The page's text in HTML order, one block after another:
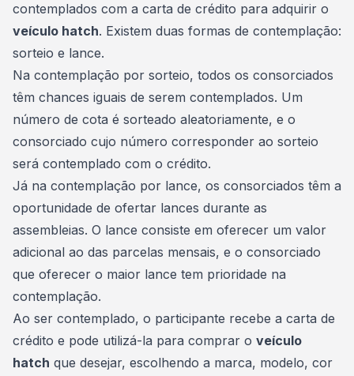
contemplados com a carta de crédito para adquirir o
veículo hatch. Existem duas formas de contemplação:
sorteio e lance.
Na contemplação por sorteio, todos os consorciados
têm chances iguais de serem contemplados. Um
número de cota é sorteado aleatoriamente, e o
consorciado cujo número corresponder ao sorteio
será contemplado com o crédito.
Já na contemplação por lance, os consorciados têm a
oportunidade de ofertar lances durante as
assembleias. O lance consiste em oferecer um valor
adicional ao das parcelas mensais, e o consorciado
que oferecer o maior lance tem prioridade na
contemplação.
Ao ser contemplado, o participante recebe a carta de
crédito e pode utilizá-la para comprar o veículo
hatch que desejar, escolhendo a marca, modelo, cor